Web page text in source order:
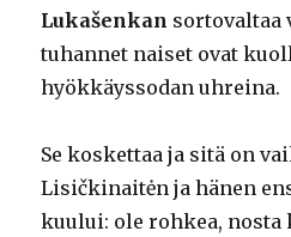
Lukašenkan sortovaltaa
tuhannet naiset ovat
hyökkäyssodan uhreina.
Se koskettaa ja sitä on
Lisičkinaitėn ja hänen
kuului: ole rohkea, nosta